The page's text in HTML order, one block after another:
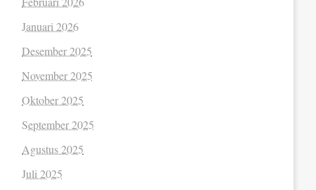
Januari 2026
Desember 2025
November 2025
Oktober 2025
September 2025
Agustus 2025
Juli 2025